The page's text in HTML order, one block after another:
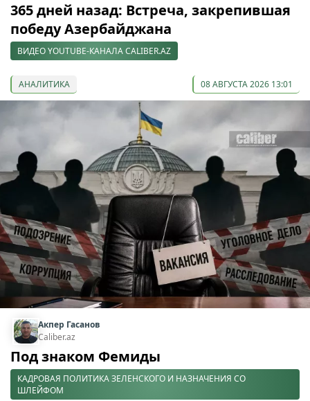
365 дней назад: Встреча, закрепившая
победу Азербайджана
ВИДЕО YOUTUBE-КАНАЛА CALIBER.AZ
АНАЛИТИКА 08 АВГУСТА 2026 13:01
Акпер Гасанов
Caliber.az
Под знаком Фемиды
КАДРОВАЯ ПОЛИТИКА ЗЕЛЕНСКОГО И НАЗНАЧЕНИЯ СО
ШЛЕЙФОМ